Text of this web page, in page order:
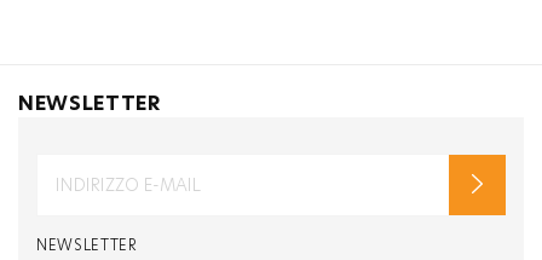
NEWSLETTER
NEWSLETTER